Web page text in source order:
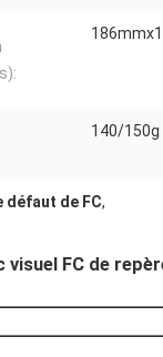
140/150g
défaut de FC,
FC de